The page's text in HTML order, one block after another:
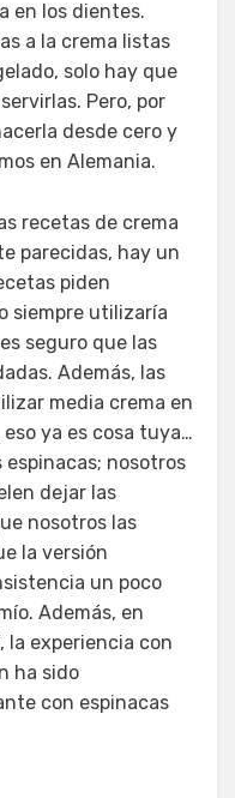
en los dientes.
a la crema listas
solo hay que
Pero, por
desde cero y
en Alemania.
recetas de crema
parecidas, hay un
piden
siempre utilizaría
seguro que las
Además, las
media crema en
ya es cosa tuya…
nosotros
dejar las
nosotros las
la versión
un poco
Además, en
la experiencia con
ha sido
con espinacas